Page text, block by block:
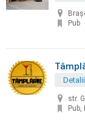
Pub
Detalii
str.
Pub,